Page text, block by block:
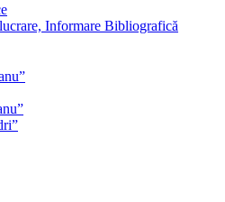
Informare Bibliografică